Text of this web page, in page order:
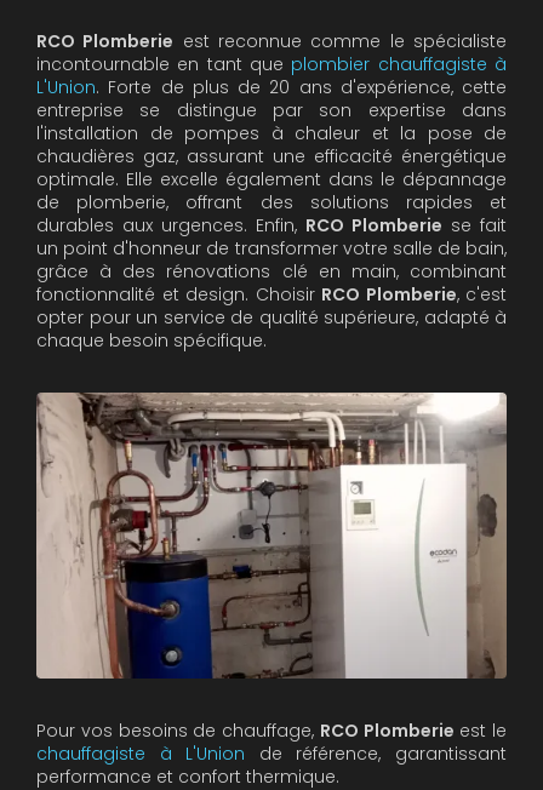
RCO Plomberie est reconnue comme le spécialiste
incontournable en tant que plombier chauffagiste à
L'Union. Forte de plus de 20 ans d'expérience, cette
entreprise se distingue par son expertise dans
l'installation de pompes à chaleur et la pose de
chaudières gaz, assurant une efficacité énergétique
optimale. Elle excelle également dans le dépannage
de plomberie, offrant des solutions rapides et
durables aux urgences. Enfin, RCO Plomberie se fait
un point d'honneur de transformer votre salle de bain,
grâce à des rénovations clé en main, combinant
fonctionnalité et design. Choisir RCO Plomberie, c'est
opter pour un service de qualité supérieure, adapté à
chaque besoin spécifique.
Pour vos besoins de chauffage, RCO Plomberie est le
chauffagiste à L'Union de référence, garantissant
performance et confort thermique.